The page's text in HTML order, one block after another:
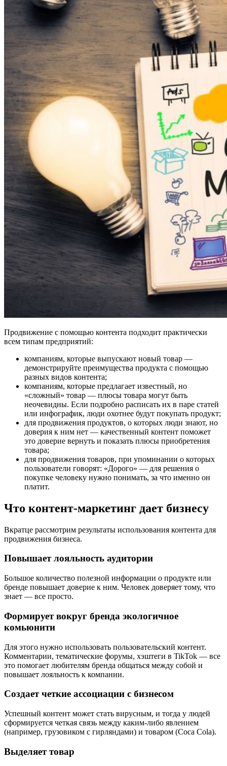
Продвижение с помощью контента подходит практически
всем типам предприятий:
компаниям, которые выпускают новый товар —
демонстрируйте преимущества продукта с помощью
разных видов контента;
компаниям, которые предлагает известный, но
«сложный» товар — плюсы товара могут быть
неочевидны. Если подробно расписать их в паре статей
или инфографик, люди охотнее будут покупать продукт;
для продвижения продуктов, о которых люди знают, но
доверия к ним нет — качественный контент поможет
это доверие вернуть и показать плюсы приобретения
товара;
для продвижения товаров, при упоминании о которых
пользователи говорят: «Дорого» — для решения о
покупке человеку нужно понимать, за что именно он
платит.
Что контент-маркетинг дает бизнесу
Вкратце рассмотрим результаты использования контента для
продвижения бизнеса.
Повышает лояльность аудитории
Большое количество полезной информации о продукте или
бренде повышает доверие к ним. Человек доверяет тому, что
знает — все просто.
Формирует вокруг бренда экологичное
комьюнити
Для этого нужно использовать пользовательский контент.
Комментарии, тематические форумы, хэштеги в TikTok — все
это помогает любителям бренда общаться между собой и
повышает лояльность к компании.
Создает четкие ассоциации с бизнесом
Успешный контент может стать вирусным, и тогда у людей
сформируется четкая связь между каким-либо явлением
(например, грузовиком с гирляндами) и товаром (Coca Cola).
Выделяет товар